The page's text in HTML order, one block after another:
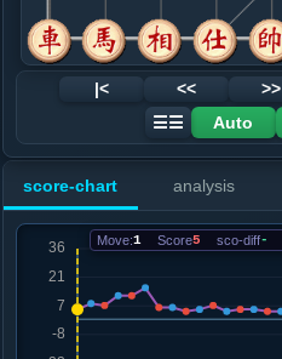
红+1
.....砲８平６
红+3
12. 炮八进五
黑+17
黑+14
13. 车三进二
黑+14
.....马２退４
黑+1
15. 车三平四
.....车３平２
16. 马八退七
黑+3
|< << >>
☰☰
Auto
score-chart analysis
Move:1 Score5 sco-diff-